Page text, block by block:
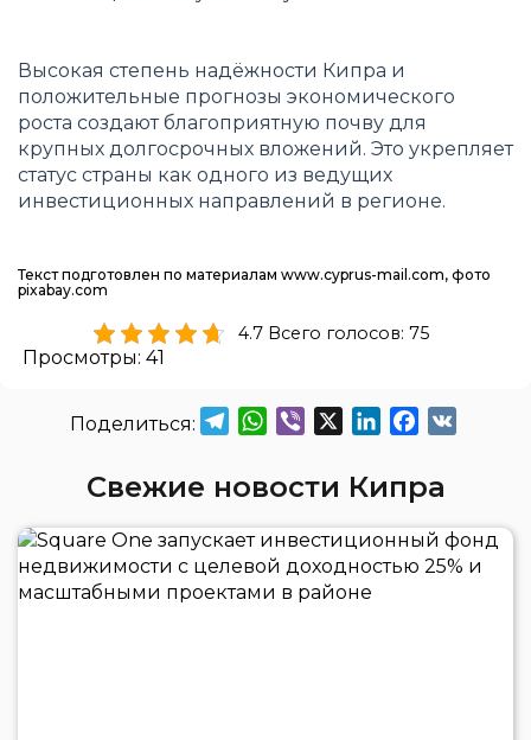
Высокая степень надёжности Кипра и
положительные прогнозы экономического
роста создают благоприятную почву для
крупных долгосрочных вложений. Это укрепляет
статус страны как одного из ведущих
инвестиционных направлений в регионе.
Текст подготовлен по материалам www.cyprus-mail.com, фото
pixabay.com
4.7 Всего голосов: 75
Просмотры: 41
TelegramWhatsApp
Viber LinkedInFacebook
Свежие новости Кипра